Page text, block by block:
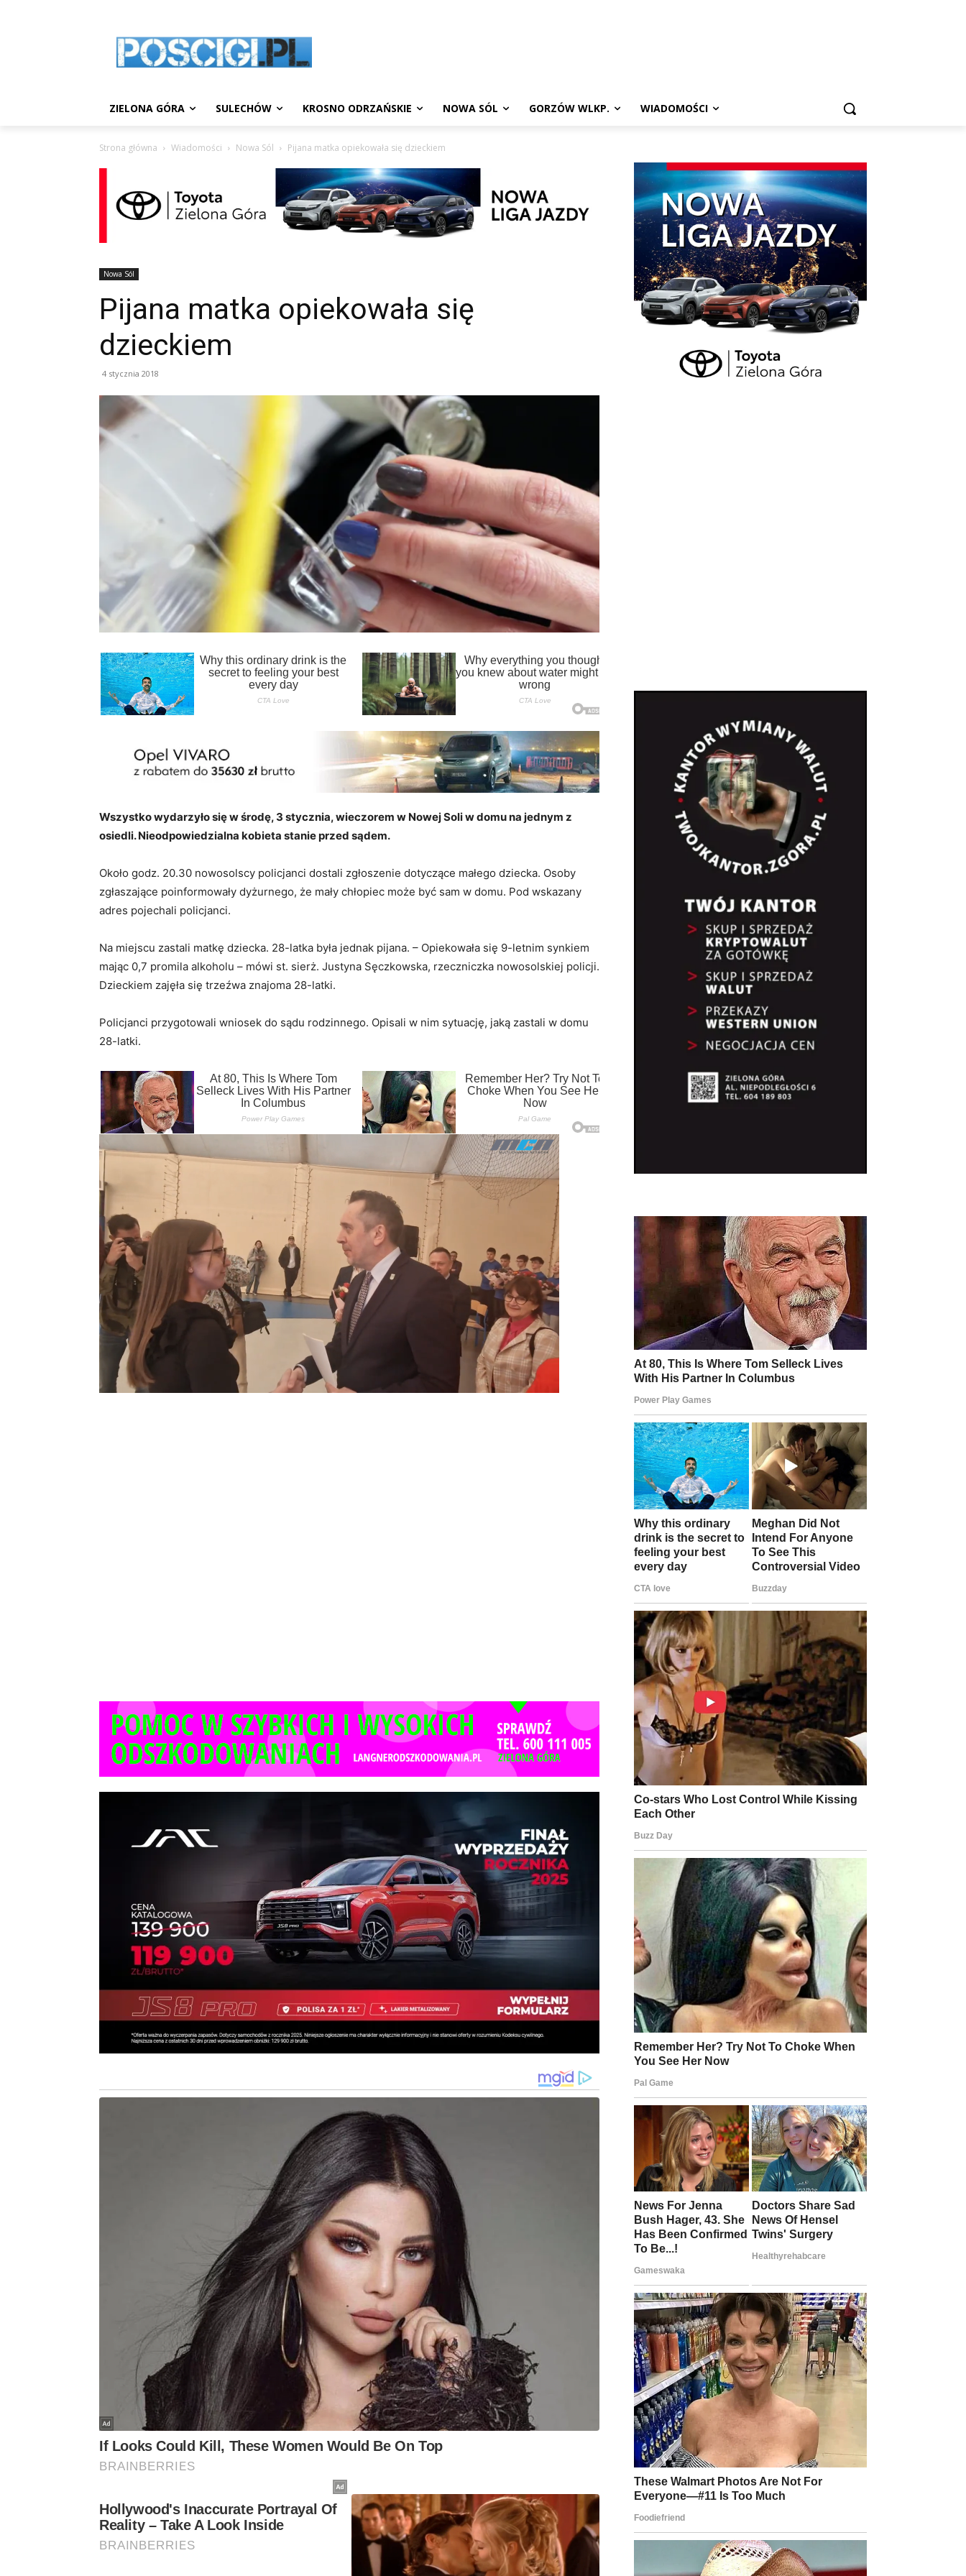
ZIELONA GÓRA SULECHÓW KROSNO ODRZAŃSKIE NOWA SÓL GORZÓW WLKP. WIADOMOŚCI
Strona główna Wiadomości Nowa Sól Pijana matka opiekowała się dzieckiem
Nowa Sól
Pijana matka opiekowała się
dzieckiem
4 stycznia 2018
Wszystko wydarzyło się w środę, 3 stycznia, wieczorem w Nowej Soli w domu na jednym z
osiedli. Nieodpowiedzialna kobieta stanie przed sądem.
Około godz. 20.30 nowosolscy policjanci dostali zgłoszenie dotyczące małego dziecka. Osoby
zgłaszające poinformowały dyżurnego, że mały chłopiec może być sam w domu. Pod wskazany
adres pojechali policjanci.
Na miejscu zastali matkę dziecka. 28-latka była jednak pijana. – Opiekowała się 9-letnim synkiem
mając 0,7 promila alkoholu – mówi st. sierż. Justyna Sęczkowska, rzeczniczka nowosolskiej policji.
Dzieckiem zajęła się trzeźwa znajoma 28-latki.
Policjanci przygotowali wniosek do sądu rodzinnego. Opisali w nim sytuację, jaką zastali w domu
28-latki.